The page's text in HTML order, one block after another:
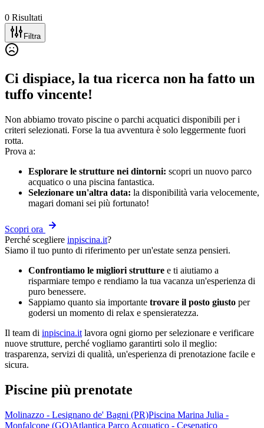
0 Risultati
Filtra
Ci dispiace, la tua ricerca non ha fatto un
tuffo vincente!
Non abbiamo trovato piscine o parchi acquatici disponibili per i
criteri selezionati. Forse la tua avventura è solo leggermente fuori
rotta.
Prova a:
Esplorare le strutture nei dintorni: scopri un nuovo parco
acquatico o una piscina fantastica.
Selezionare un'altra data: la disponibilità varia velocemente,
magari domani sei più fortunato!
Scopri ora
Perché scegliere inpiscina.it?
Siamo il tuo punto di riferimento per un'estate senza pensieri.
Confrontiamo le migliori strutture e ti aiutiamo a
risparmiare tempo e rendiamo la tua vacanza un'esperienza di
puro benessere.
Sappiamo quanto sia importante trovare il posto giusto per
godersi un momento di relax e spensieratezza.
Il team di inpiscina.it lavora ogni giorno per selezionare e verificare
nuove strutture, perché vogliamo garantirti solo il meglio:
trasparenza, servizi di qualità, un'esperienza di prenotazione facile e
sicura.
Piscine più prenotate
Molinazzo - Lesignano de' Bagni (PR)Piscina Marina Julia -
Monfalcone (GO)Atlantica Parco Acquatico - Cesenatico